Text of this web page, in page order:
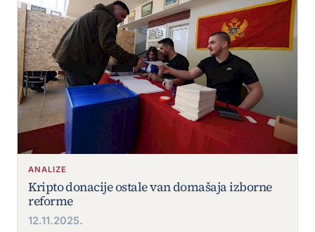
ANALIZE
Kripto donacije ostale van domašaja izborne
reforme
12.11.2025.